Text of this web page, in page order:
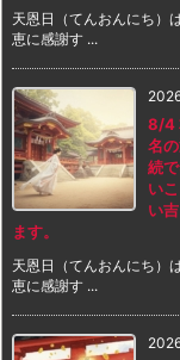
天恩日（てんおんにち）
恵に感謝す ...
8/4
名
続
い
い
ます。
天恩日（てんおんにち）
恵に感謝す ...